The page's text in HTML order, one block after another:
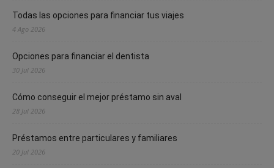
Todas las opciones para financiar tus viajes
4 Ago 2026
Opciones para financiar el dentista
30 Jul 2026
Cómo conseguir el mejor préstamo sin aval
28 Jul 2026
Préstamos entre particulares y familiares
20 Jul 2026